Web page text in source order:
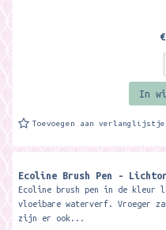
In
Toevoegen aan verlanglijstje
Ecoline Brush Pen -
Ecoline brush pen in de kleur
vloeibare waterverf. Vroeger
zijn er ook...